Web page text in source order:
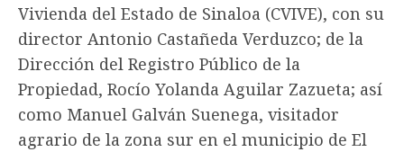
Vivienda del Estado de Sinaloa (CVIVE), con su
director Antonio Castañeda Verduzco; de la
Dirección del Registro Público de la
Propiedad, Rocío Yolanda Aguilar Zazueta; así
como Manuel Galván Suenega, visitador
agrario de la zona sur en el municipio de El